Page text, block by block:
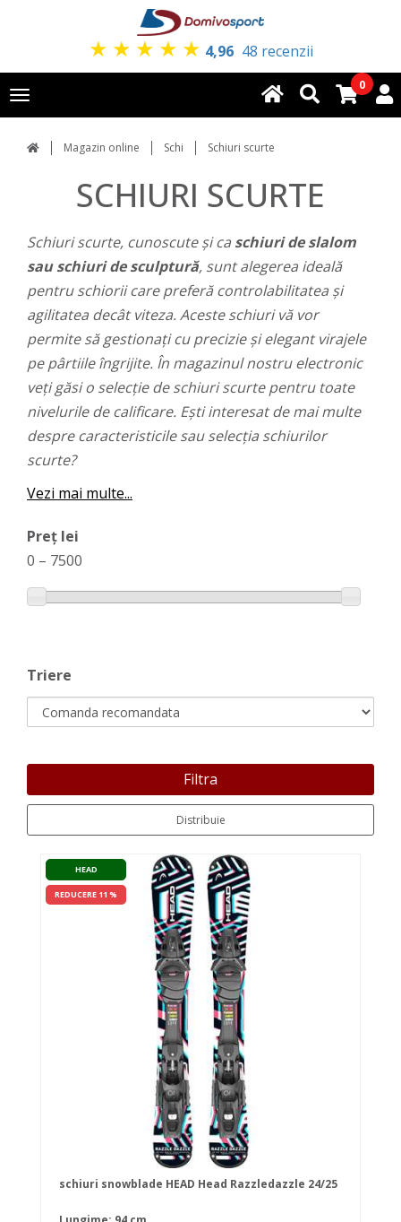
★ ★ ★ ★ ★ 4,96 48 recenzii
Toggle
navigation
0
Magazin online Schi Schiuri scurte
SCHIURI SCURTE
Schiuri scurte, cunoscute și ca schiuri de slalom
sau schiuri de sculptură, sunt alegerea ideală
pentru schiorii care preferă controlabilitatea și
agilitatea decât viteza. Aceste schiuri vă vor
permite să gestionați cu precizie și elegant virajele
pe pârtiile îngrijite. În magazinul nostru electronic
veți găsi o selecție de schiuri scurte pentru toate
nivelurile de calificare. Ești interesat de mai multe
despre caracteristicile sau selecția schiurilor
scurte?
Vezi mai multe...
Preț lei
0 – 7500
Triere
Filtra
Distribuie
HEAD
REDUCERE 11 %
schiuri snowblade HEAD Head Razzledazzle 24/25